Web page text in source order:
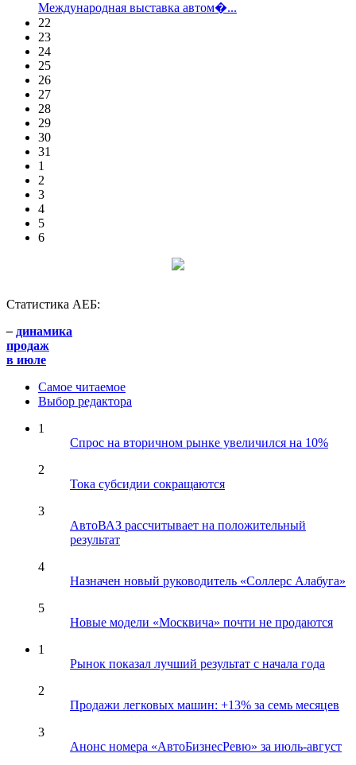
Международная выставка автом�...
22
23
24
25
26
27
28
29
30
31
1
2
3
4
5
6
Статистика АЕБ:
– динамика
продаж
в июле
Самое читаемое
Выбор редактора
1
Спрос на вторичном рынке увеличился на 10%
2
Тока субсидии сокращаются
3
АвтоВАЗ рассчитывает на положительный
результат
4
Назначен новый руководитель «Соллерс Алабуга»
5
Новые модели «Москвича» почти не продаются
1
Рынок показал лучший результат с начала года
2
Продажи легковых машин: +13% за семь месяцев
3
Анонс номера «АвтоБизнесРевю» за июль-август